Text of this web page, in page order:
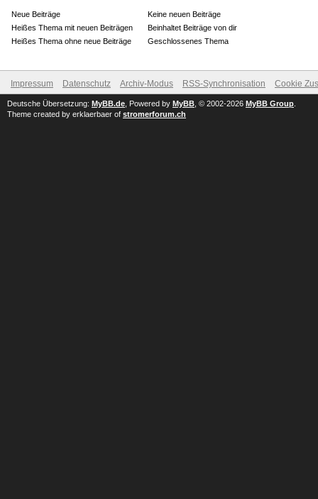
Neue Beiträge
Heißes Thema mit neuen Beiträgen
Heißes Thema ohne neue Beiträge
Keine neuen Beiträge
Beinhaltet Beiträge von dir
Geschlossenes Thema
Impressum Datenschutz Archiv-Modus RSS-Synchronisation Cookie
Deutsche Übersetzung: MyBB.de , Powered by MyBB , © 2002-2026 MyBB Group
Theme created by erklaerbaer of stromerforum.ch